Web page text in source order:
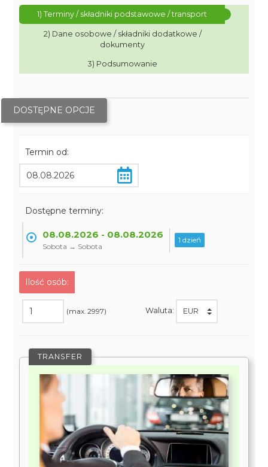
1) Terminy / składniki podstawowe / transport
2) Dane osobowe / składniki dodatkowe /
dokumenty
3) Podsumowanie
DOSTĘPNE OPCJE
Termin od:
Dostępne terminy:
08.08.2026 - 08.08.2026
Sobota → Sobota
1 dzień
Ilość osób:
(max. 2997) Waluta:
TRANSFER